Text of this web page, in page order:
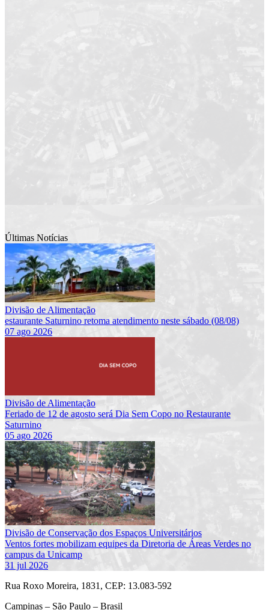
Últimas Notícias
Divisão de Alimentação
estaurante Saturnino retoma atendimento neste sábado (08/08)
07 ago 2026
Divisão de Alimentação
Feriado de 12 de agosto será Dia Sem Copo no Restaurante
Saturnino
05 ago 2026
Divisão de Conservação dos Espaços Universitários
Ventos fortes mobilizam equipes da Diretoria de Áreas Verdes no
campus da Unicamp
31 jul 2026
Rua Roxo Moreira, 1831, CEP: 13.083-592
Campinas – São Paulo – Brasil